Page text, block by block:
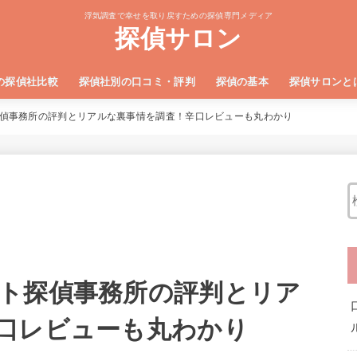
浮気調査で幸せを取り戻すための探偵専門メディア
探偵サロン
探偵社比較
TOP5
探偵社4選
4選
探偵社別の口コミ・評判 探偵の基本
浮気調査の費用相場と安くす
成功報酬型の探偵社に潜む危
探偵サロンと
事務所の評判とリアルな裏事情を調査！辛口レビューも丸わかり
探偵事務所の評判とリア
レビューも丸わかり